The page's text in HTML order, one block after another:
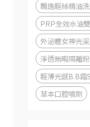
飄逸輕絲精油
PRP全效水油
外泌體女神光
淨透無暇隔離
輕薄光感B.B霜
草本口腔噴劑